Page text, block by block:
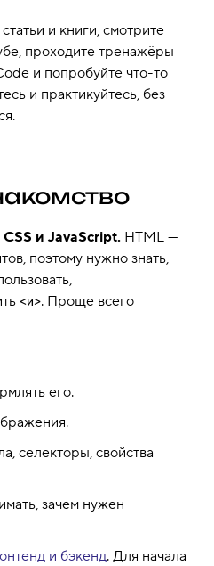
и книги, смотрите
проходите тренажёры
и попробуйте что-то
и практикуйтесь, без
и JavaScript. HTML —
поэтому нужно знать,
<и>. Проще всего
его.
селекторы, свойства
зачем нужен
и бэкенд. Для начала